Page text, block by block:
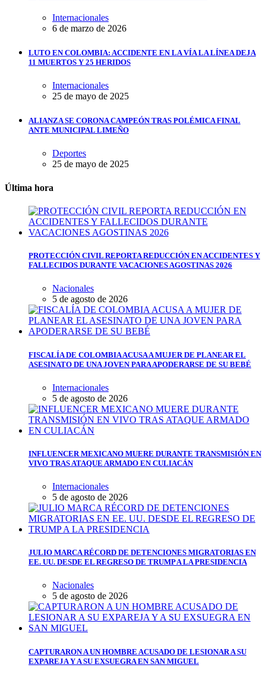
Internacionales
6 de marzo de 2026
LUTO EN COLOMBIA: ACCIDENTE EN LA VÍA LA LÍNEA DEJA
11 MUERTOS Y 25 HERIDOS
Internacionales
25 de mayo de 2025
ALIANZA SE CORONA CAMPEÓN TRAS POLÉMICA FINAL
ANTE MUNICIPAL LIMEÑO
Deportes
25 de mayo de 2025
Última hora
PROTECCIÓN CIVIL REPORTA REDUCCIÓN EN ACCIDENTES Y
FALLECIDOS DURANTE VACACIONES AGOSTINAS 2026
Nacionales
5 de agosto de 2026
FISCALÍA DE COLOMBIA ACUSA A MUJER DE PLANEAR EL
ASESINATO DE UNA JOVEN PARA APODERARSE DE SU BEBÉ
Internacionales
5 de agosto de 2026
INFLUENCER MEXICANO MUERE DURANTE TRANSMISIÓN EN
VIVO TRAS ATAQUE ARMADO EN CULIACÁN
Internacionales
5 de agosto de 2026
JULIO MARCA RÉCORD DE DETENCIONES MIGRATORIAS EN
EE. UU. DESDE EL REGRESO DE TRUMP A LA PRESIDENCIA
Nacionales
5 de agosto de 2026
CAPTURARON A UN HOMBRE ACUSADO DE LESIONAR A SU
EXPAREJA Y A SU EXSUEGRA EN SAN MIGUEL